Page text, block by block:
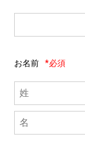
お名前 *必須